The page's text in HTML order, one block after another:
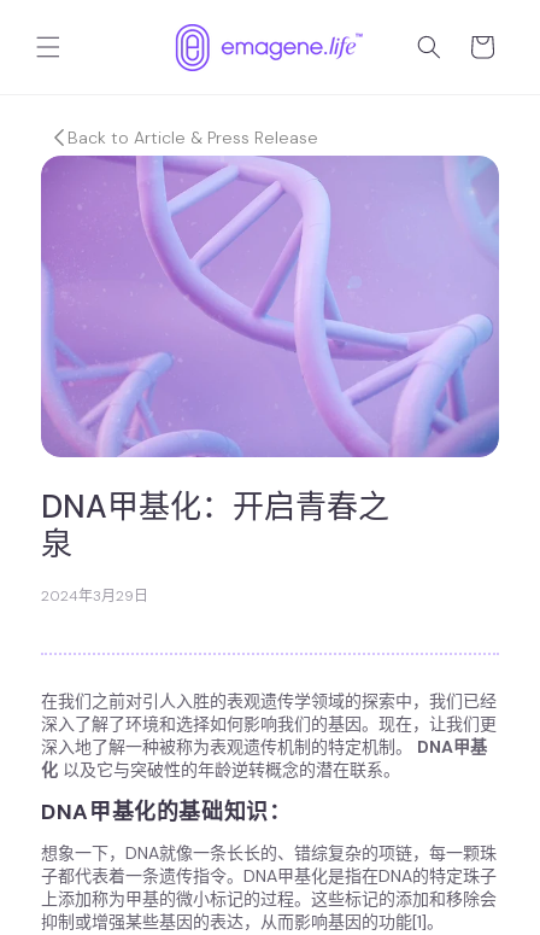
容
物
Back to Article & Press Release
DNA甲基化：开启青春之
泉
2024年3月29日
在我们之前对引人入胜的表观遗传学领域的探索中，我们已经
深入了解了环境和选择如何影响我们的基因。现在，让我们更
深入地了解一种被称为表观遗传机制的特定机制。
DNA甲基
化 以及它与突破性的年龄逆转概念的潜在联系。
DNA甲基化的基础知识：
想象一下，DNA就像一条长长的、错综复杂的项链，每一颗珠
子都代表着一条遗传指令。DNA甲基化是指在DNA的特定珠子
上添加称为甲基的微小标记的过程。这些标记的添加和移除会
抑制或增强某些基因的表达，从而影响基因的功能[1]。